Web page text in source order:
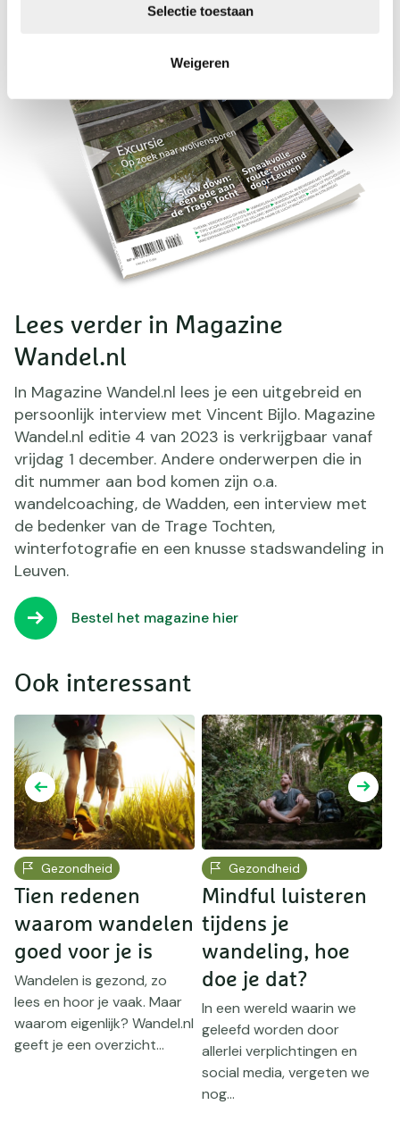
Selectie toestaan
Weigeren
Lees verder in Magazine
Wandel.nl
In Magazine Wandel.nl lees je een uitgebreid en
persoonlijk interview met Vincent Bijlo. Magazine
Wandel.nl editie 4 van 2023 is verkrijgbaar vanaf
vrijdag 1 december. Andere onderwerpen die in
dit nummer aan bod komen zijn o.a.
wandelcoaching, de Wadden, een interview met
de bedenker van de Trage Tochten,
winterfotografie en een knusse stadswandeling in
Leuven.
Bestel het magazine hier
Ook interessant
Gezondheid
Tien redenen
waarom wandelen
goed voor je is
Wandelen is gezond, zo
lees en hoor je vaak. Maar
waarom eigenlijk? Wandel.nl
geeft je een overzicht...
Gezondheid
Mindful luisteren
tijdens je
wandeling, hoe
doe je dat?
In een wereld waarin we
geleefd worden door
allerlei verplichtingen en
social media, vergeten we
nog...